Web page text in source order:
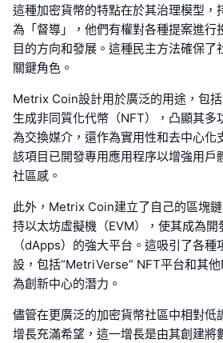
這種加密貨幣的特點在於其治理模型，
為「督導」，他們有權對各種提案進行
目的方向和發展。這種民主方法確保了
關鍵角色。
Metrix Coin設計用於廣泛的用途，包
生成非同質化代幣（NFT），凸顯其多
為交換媒介，還作為實用性和去中心化
該項目已開發專用應用程序以增強用戶
社區感。
此外，Metrix Coin建立了自己的區塊
持以太坊虛擬機（EVM），使其成為開
（dApps）的強大平台。這吸引了各
設，包括“MetriVerse” NFT平台和其
為創新中心的潛力。
儘管在更廣泛的加密貨幣社區中相對
增長充滿希望，這一增長是由其創建將